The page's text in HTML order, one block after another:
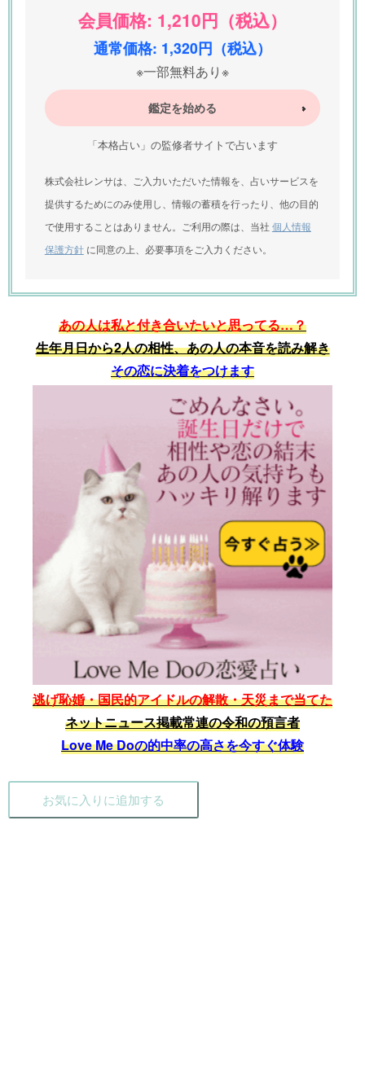
会員価格: 1,210円（税込）
通常価格: 1,320円（税込）
※一部無料あり※
鑑定を始める
「本格占い」の監修者サイトで占います
株式会社レンサは、ご入力いただいた情報を、占いサービスを
提供するためにのみ使用し、情報の蓄積を行ったり、他の目的
で使用することはありません。ご利用の際は、当社 個人情報
保護方針に同意の上、必要事項をご入力ください。
あの人は私と付き合いたいと思ってる…？
生年月日から2人の相性、あの人の本音を読み解き
その恋に決着をつけます
逃げ恥婚・国民的アイドルの解散・天災まで当てた
ネットニュース掲載常連の令和の預言者
Love Me Doの的中率の高さを今すぐ体験
お気に入りに追加する